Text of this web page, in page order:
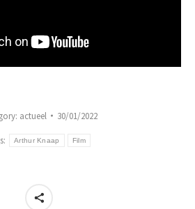
actueel 30/01/2022
Arthur Knaap Film